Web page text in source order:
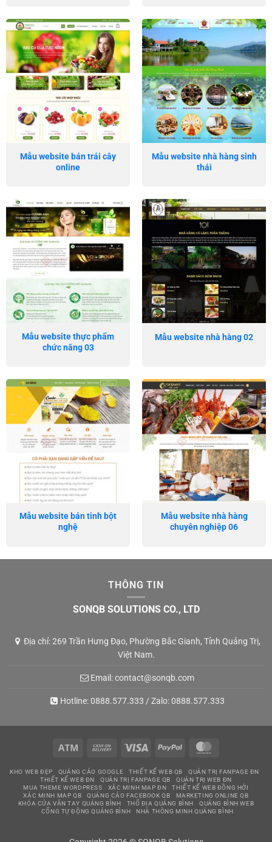
Mẫu website bán trái cây
online
Mẫu website nhà hàng sinh
thái
Mẫu website thực phẩm
chức năng 03
Mẫu website nhà hàng 02
Mẫu website bán tinh bột
nghệ
Mẫu website nhà hàng
chuyên nghiệp 06
THÔNG TIN
SONQB SOLUTIONS CO., LTD
Địa chỉ: 269 Trần Hưng Đạo, Phường Bắc Gianh, Tỉnh Quảng Trị,
Việt Nam.
Email:contact@sonqb.com
Hotline:0888.577.333 / Zalo:0888.577.333
Atm
Cash
Delivery
Visa PayPal
KHO WEB ĐẸP QUẢNG CÁO GOOGLE THIẾT KẾ WEB QB
QUẢN TRỊ FANPAGE ĐN
THIẾT KẾ WEB ĐN
QUẢN TRỊ FANPAGE QB
QUẢN TRỊ WEB ĐN
MUA THEME WORDPRESS
XÁC MINH MAP ĐN
THIẾT KẾ WEB ĐỒNG HỚI
XÁC MINH MAP QB
QUẢNG CÁO FACEBOOK QB
MARKETING ONLINE QB
KHÓA CỬA VÂN TAY QUẢNG BÌNH
THỔ ĐỊA QUẢNG BÌNH
QUẢNG BÌNH WEB
CỔNG TỰ ĐỘNG QUẢNG BÌNH
NHÀ THÔNG MINH QUẢNG BÌNH